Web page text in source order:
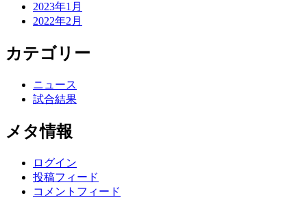
2023年1月
2022年2月
カテゴリー
ニュース
試合結果
メタ情報
ログイン
投稿フィード
コメントフィード